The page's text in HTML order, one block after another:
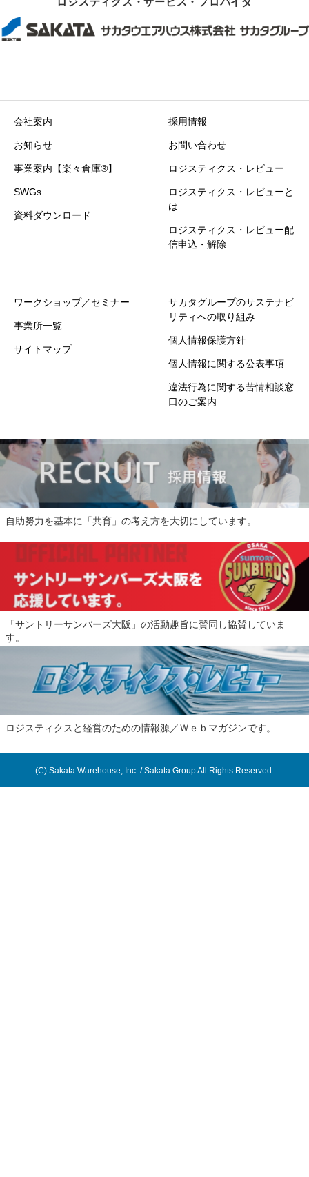
会社案内
お知らせ
事業案内【楽々倉庫®】
SWGs
資料ダウンロード
採用情報
お問い合わせ
ロジスティクス・レビュー
ロジスティクス・レビューと
は
ロジスティクス・レビュー配
信申込・解除
ワークショップ／セミナー
事業所一覧
サイトマップ
サカタグループのサステナビ
リティへの取り組み
個人情報保護方針
個人情報に関する公表事項
違法行為に関する苦情相談窓
口のご案内
自助努力を基本に「共育」の考え方を大切にしています。
「サントリーサンバーズ大阪」の活動趣旨に賛同し協賛していま
す。
ロジスティクスと経営のための情報源／Ｗｅｂマガジンです。
(C) Sakata Warehouse, Inc. / Sakata Group All Rights Reserved.